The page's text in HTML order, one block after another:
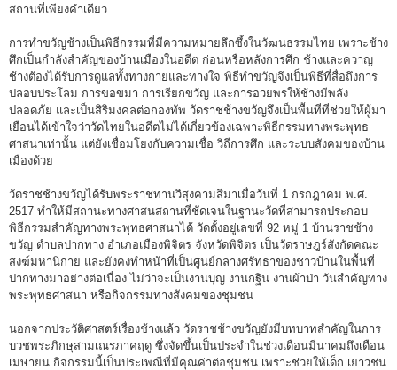
สถานที่เพียงคำเดียว
การทำขวัญช้างเป็นพิธีกรรมที่มีความหมายลึกซึ้งในวัฒนธรรมไทย เพราะช้าง
ศึกเป็นกำลังสำคัญของบ้านเมืองในอดีต ก่อนหรือหลังการศึก ช้างและควาญ
ช้างต้องได้รับการดูแลทั้งทางกายและทางใจ พิธีทำขวัญจึงเป็นพิธีที่สื่อถึงการ
ปลอบประโลม การขอขมา การเรียกขวัญ และการอวยพรให้ช้างมีพลัง
ปลอดภัย และเป็นสิริมงคลต่อกองทัพ วัดราชช้างขวัญจึงเป็นพื้นที่ที่ช่วยให้ผู้มา
เยือนได้เข้าใจว่าวัดไทยในอดีตไม่ได้เกี่ยวข้องเฉพาะพิธีกรรมทางพระพุทธ
ศาสนาเท่านั้น แต่ยังเชื่อมโยงกับความเชื่อ วิถีการศึก และระบบสังคมของบ้าน
เมืองด้วย
วัดราชช้างขวัญได้รับพระราชทานวิสุงคามสีมาเมื่อวันที่ 1 กรกฎาคม พ.ศ.
2517 ทำให้มีสถานะทางศาสนสถานที่ชัดเจนในฐานะวัดที่สามารถประกอบ
พิธีกรรมสำคัญทางพระพุทธศาสนาได้ วัดตั้งอยู่เลขที่ 92 หมู่ 1 บ้านราชช้าง
ขวัญ ตำบลปากทาง อำเภอเมืองพิจิตร จังหวัดพิจิตร เป็นวัดราษฎร์สังกัดคณะ
สงฆ์มหานิกาย และยังคงทำหน้าที่เป็นศูนย์กลางศรัทธาของชาวบ้านในพื้นที่
ปากทางมาอย่างต่อเนื่อง ไม่ว่าจะเป็นงานบุญ งานกฐิน งานผ้าป่า วันสำคัญทาง
พระพุทธศาสนา หรือกิจกรรมทางสังคมของชุมชน
นอกจากประวัติศาสตร์เรื่องช้างแล้ว วัดราชช้างขวัญยังมีบทบาทสำคัญในการ
บวชพระภิกษุสามเณรภาคฤดู ซึ่งจัดขึ้นเป็นประจำในช่วงเดือนมีนาคมถึงเดือน
เมษายน กิจกรรมนี้เป็นประเพณีที่มีคุณค่าต่อชุมชน เพราะช่วยให้เด็ก เยาวชน